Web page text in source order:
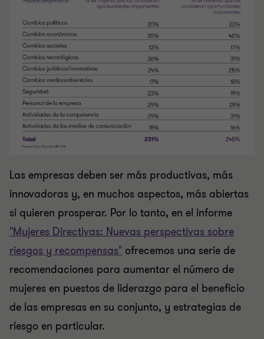
Las empresas deben ser más productivas, más
innovadoras y, en muchos aspectos, más abiertas
si quieren prosperar. Por lo tanto, en el informe
"Mujeres Directivas: Nuevas perspectivas sobre
riesgos y recompensas" ofrecemos una serie de
recomendaciones para aumentar el número de
mujeres en puestos de liderazgo para el beneficio
de las empresas en su conjunto, y estrategias de
riesgo en particular.